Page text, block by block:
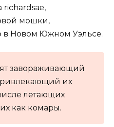
мошки,
в Новом Южном Уэльсе.
завораживающий
их
летающих
как комары.